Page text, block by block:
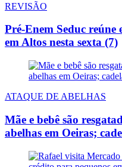
REVISÃO
Pré-Enem Seduc reúne
em Altos nesta sexta (7)
ATAQUE DE ABELHAS
Mãe e bebê são
abelhas em Oeiras;